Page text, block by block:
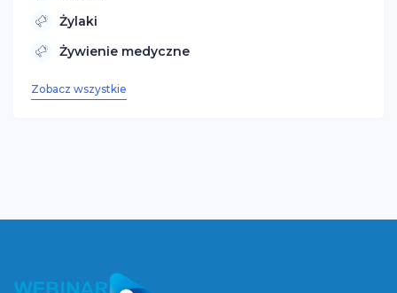
Żylaki
Żywienie medyczne
Zobacz wszystkie